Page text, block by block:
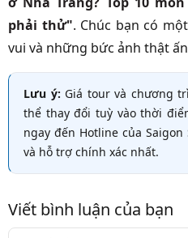
phải thử". Chúc bạn có
vui và những bức ảnh thật
Lưu ý: Giá tour và chương
thể thay đổi tuỳ vào thời
ngay đến Hotline của
và hỗ trợ chính xác nhất.
Viết bình luận của bạn